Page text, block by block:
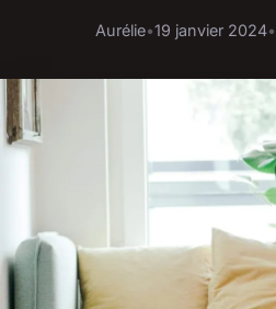
Aurélie•19 janvier 2024•